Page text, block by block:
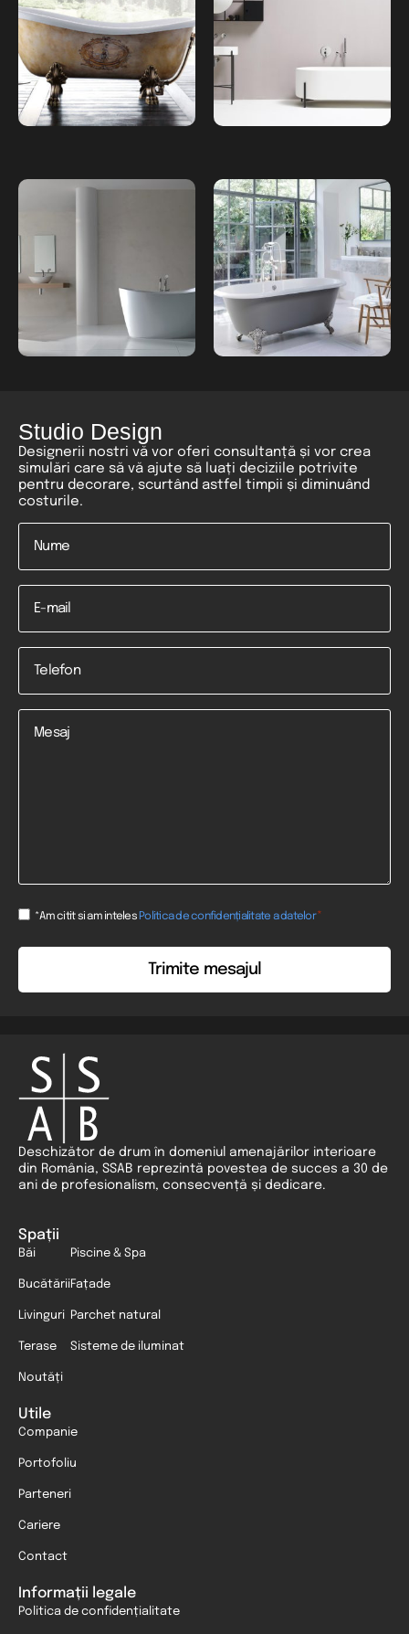
Studio Design
Designerii nostri vă vor oferi consultanță și vor crea
simulări care să vă ajute să luați deciziile potrivite
pentru decorare, scurtând astfel timpii și diminuând
costurile.
Nume
Email
Telefon
Mesaj
Consent
*Am citit si am inteles Politica de confidențialitate a datelor*
Deschizător de drum în domeniul amenajărilor interioare
din România, SSAB reprezintă povestea de succes a 30 de
ani de profesionalism, consecvență și dedicare.
Spații
Băi
Bucătării
Livinguri
Terase
Noutăți
Piscine & Spa
Fațade
Parchet natural
Sisteme de iluminat
Utile
Companie
Portofoliu
Parteneri
Cariere
Contact
Informații legale
Politica de confidențialitate